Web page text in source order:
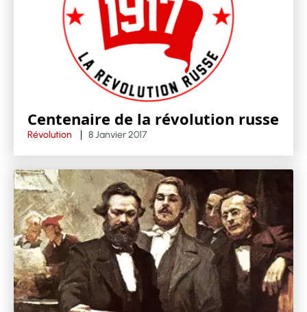
Centenaire de la révolution russe
Révolution 8 Janvier 2017